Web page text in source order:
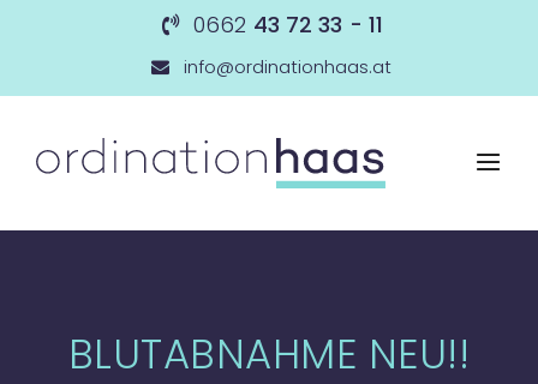
0662 43 72 33 - 11
info@ordinationhaas.at
BLUTABNAHME NEU!!